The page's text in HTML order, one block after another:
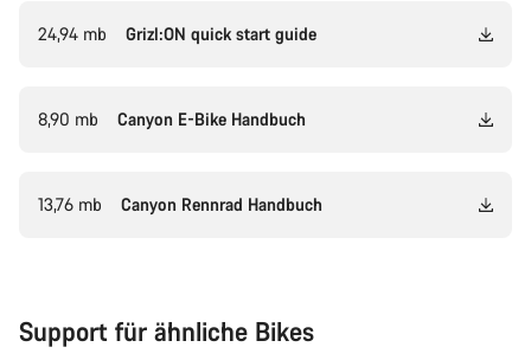
24,94 mb Grizl:ON quick start guide
8,90 mb Canyon E-Bike Handbuch
13,76 mb Canyon Rennrad Handbuch
Support für ähnliche Bikes